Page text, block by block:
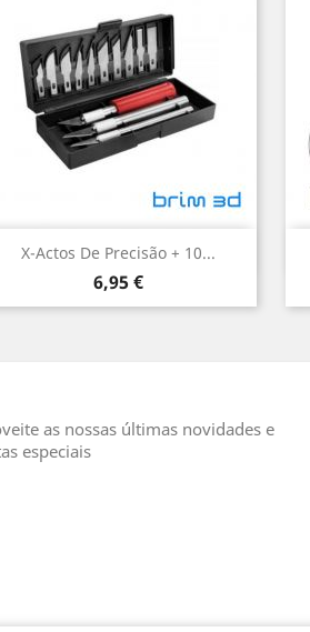
X-Actos De Precisão + 10...
Preço
6,95 €
 Vista rápida
as nossas últimas novidades e
especiais